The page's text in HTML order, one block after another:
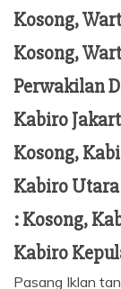
Kosong,
Kosong,
Perwakilan
Kabiro
Kosong,
Kabiro
: Kosong,
Kabiro
Pasang Iklan